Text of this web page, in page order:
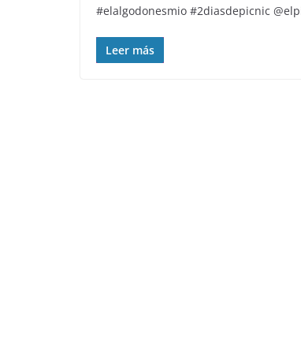
#elalgodonesmio #2diasdepicnic
Leer más